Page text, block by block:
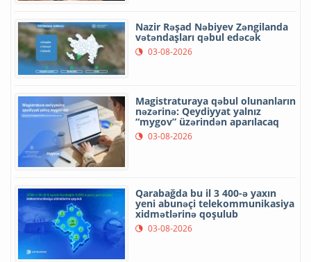
Nazir Rəşad Nəbiyev Zəngilanda
vətəndaşları qəbul edəcək
03-08-2026
Magistraturaya qəbul olunanların
nəzərinə: Qeydiyyat yalnız
“mygov” üzərindən aparılacaq
03-08-2026
Qarabağda bu il 3 400-ə yaxın
yeni abunəçi telekommunikasiya
xidmətlərinə qoşulub
03-08-2026